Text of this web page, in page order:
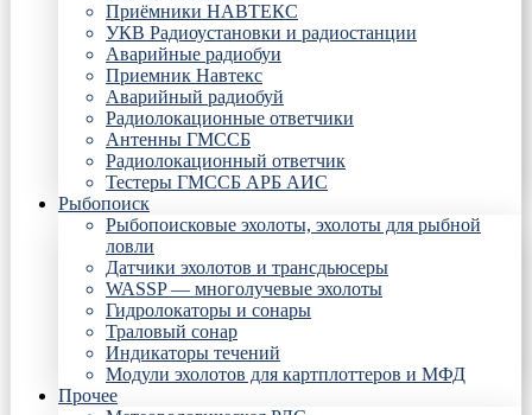
Приёмники НАВТЕКС
УКВ Радиоустановки и радиостанции
Аварийные радиобуи
Приемник Навтекс
Аварийный радиобуй
Радиолокационные ответчики
Антенны ГМССБ
Радиолокационный ответчик
Тестеры ГМССБ АРБ АИС
Рыбопоиск
Рыбопоисковые эхолоты, эхолоты для рыбной
ловли
Датчики эхолотов и трансдьюсеры
WASSP — многолучевые эхолоты
Гидролокаторы и сонары
Траловый сонар
Индикаторы течений
Модули эхолотов для картплоттеров и МФД
Прочее